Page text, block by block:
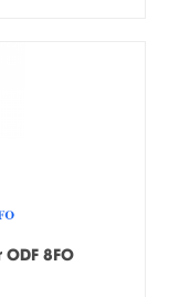
8FO